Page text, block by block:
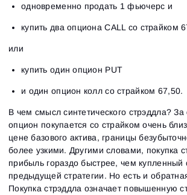
одновременно продать 1 фьючерс и
купить два опциона CALL со страйком
или
купить один опцион PUT
и один опцион колл со страйком 67,50.
В чем смысл синтетического стрэддла? За
опцион покупается со страйком очень
цене базового актива, границы
более узкими. Другими словами, покупка
прибыль гораздо быстрее, чем купленный
предыдущей стратегии. Но есть и
Покупка стрэддла означает повышенную